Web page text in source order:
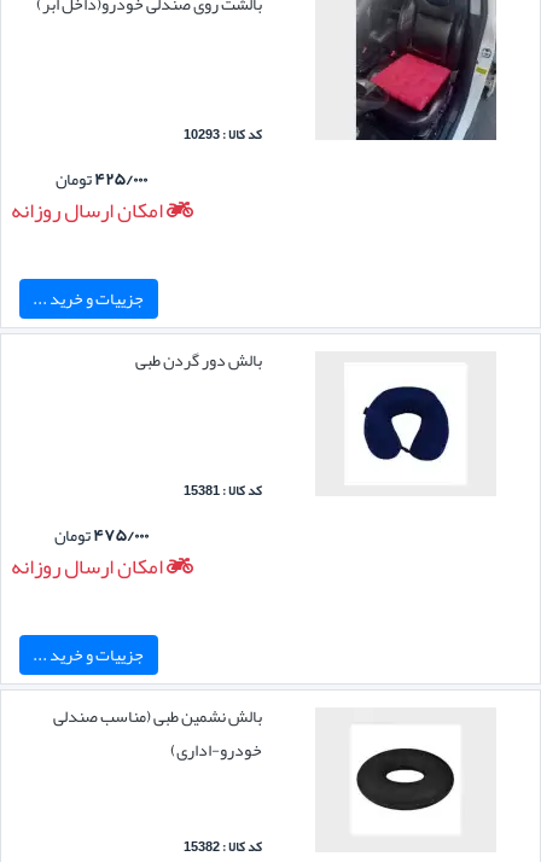
کد کالا : 10293
۴۲۵/۰۰۰تومان
امکان ارسال روزانه
جزییات و خرید ...
بالش دور گردن طبی
کد کالا : 15381
۴۷۵/۰۰۰تومان
امکان ارسال روزانه
جزییات و خرید ...
بالش نشمین طبی (مناسب صندلی
خودرو-اداری)
کد کالا : 15382